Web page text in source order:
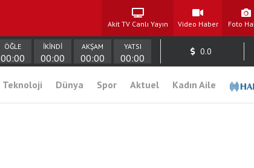
Akit TV Canlı Yayın Video Haber Foto
ÖĞLE
00:00
İKİNDİ
00:00
AKŞAM
00:00
YATSI
00:00
0.0
Teknoloji Dünya Spor Aktuel Kadın Aile